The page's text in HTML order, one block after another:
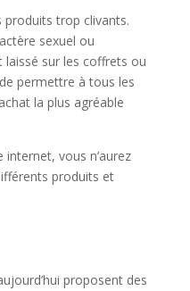
produits trop clivants.
sexuel ou
laissé sur les coffrets ou
permettre à tous les
la plus agréable
vous n’aurez
produits et
proposent des